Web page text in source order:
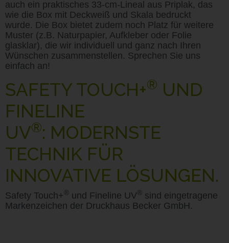
auch ein praktisches 33-cm-Lineal aus Priplak, das
wie die Box mit Deckweiß und Skala bedruckt
wurde. Die Box bietet zudem noch Platz für weitere
Muster (z.B. Naturpapier, Aufkleber oder Folie
glasklar), die wir individuell und ganz nach Ihren
Wünschen zusammenstellen. Sprechen Sie uns
einfach an!
SAFETY TOUCH+® UND
FINELINE
UV®: MODERNSTE
TECHNIK FÜR
INNOVATIVE LÖSUNGEN.
Safety Touch+ ® und Fineline UV ® sind eingetragene
Markenzeichen der Druckhaus Becker GmbH.